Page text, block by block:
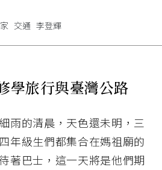
學旅行與臺灣公路
雨的清晨，天色還未明，三
年級生們都集合在媽祖廟的
著巴士，這一天將是他們期
交通 李登輝